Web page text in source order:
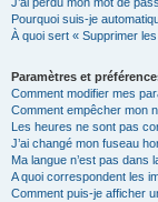
Pourquoi suis-je
À quoi sert « Supprimer
Paramètres et
Comment modifier mes
Comment empêcher mon
Les heures ne sont pas
J’ai changé mon fuseau
Ma langue n’est pas dans
A quoi correspondent les
Comment puis-je afficher